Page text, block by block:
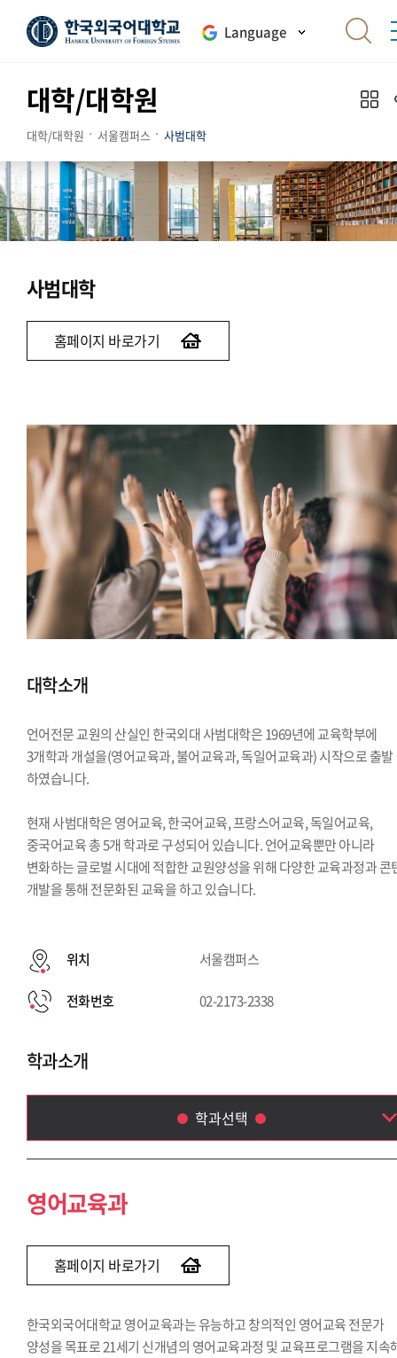
Language
대학/대학원
대학/대학원 서울캠퍼스 사범대학
사범대학
홈페이지 바로가기
대학소개
언어전문 교원의 산실인 한국외대 사범대학은 1969년에 교육학부에
3개학과 개설을(영어교육과, 불어교육과, 독일어교육과) 시작으로 출발
하였습니다.
현재 사범대학은 영어교육, 한국어교육, 프랑스어교육, 독일어교육,
중국어교육 총 5개 학과로 구성되어 있습니다. 언어교육뿐만 아니라
변화하는 글로벌 시대에 적합한 교원양성을 위해 다양한 교육과정과 콘
개발을 통해 전문화된 교육을 하고 있습니다.
위치 서울캠퍼스
전화번호 02-2173-2338
학과소개
학과선택
영어교육과
외국어교육학부(프랑스어교육전공)
외국어교육학부(중국어교육전공)
교육학전공
영어교육과
홈페이지 바로가기
한국외국어대학교 영어교육과는 유능하고 창의적인 영어교육 전문가
양성을 목표로 21세기 신개념의 영어교육과정 및 교육프로그램을 지속